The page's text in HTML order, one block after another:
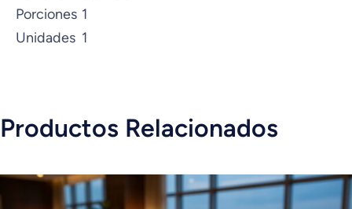
Porciones 1
Unidades 1
Productos Relacionados